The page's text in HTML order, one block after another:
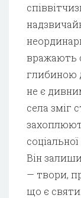
вражають
глибиною
не є
села зміг
Він
— твори,
що є